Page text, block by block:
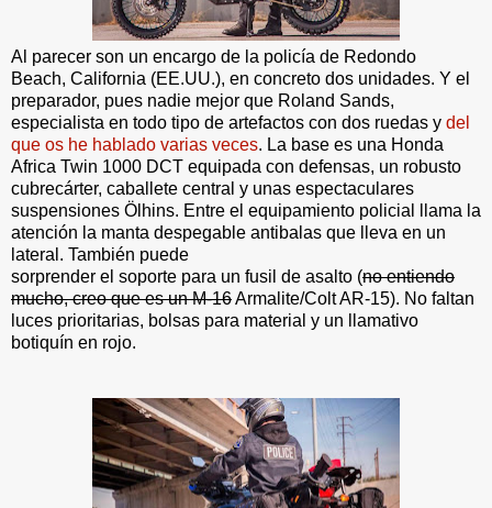
Al parecer son un encargo de la policía de Redondo
Beach, California (EE.UU.), en concreto dos unidades. Y el
preparador, pues nadie mejor que Roland Sands,
especialista en todo tipo de artefactos con dos ruedas y del
que os he hablado varias veces. La base es una Honda
Africa Twin 1000 DCT equipada con defensas, un robusto
cubrecárter, caballete central y unas espectaculares
suspensiones Ölhins. Entre el equipamiento policial llama la
atención la manta despegable antibalas que lleva en un
lateral. También puede
sorprender el soporte para un fusil de asalto (no entiendo
mucho, creo que es un M-16Armalite/Colt AR-15). No faltan
luces prioritarias, bolsas para material y un llamativo
botiquín en rojo.